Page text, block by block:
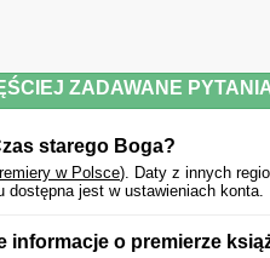
ZADAWANE
starego Boga?
w Polsce). Daty z innych
dostępna jest w ustawieniach konta.
informacje o premierze